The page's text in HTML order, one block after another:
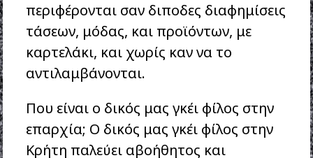
περιφέρονται σαν διποδες διαφημίσεις
τάσεων, μόδας, και προϊόντων, με
καρτελάκι, και χωρίς καν να το
αντιλαμβάνονται.
Που είναι ο δικός μας γκέι φίλος στην
επαρχία; Ο δικός μας γκέι φίλος στην
Κρήτη παλεύει αβοήθητος και